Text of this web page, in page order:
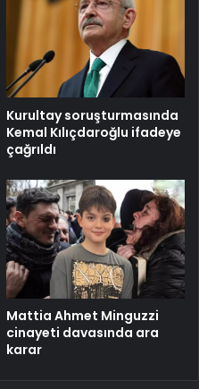
Kurultay soruşturmasında
Kemal Kılıçdaroğlu ifadeye
çağrıldı
Mattia Ahmet Minguzzi
cinayeti davasında ara
karar